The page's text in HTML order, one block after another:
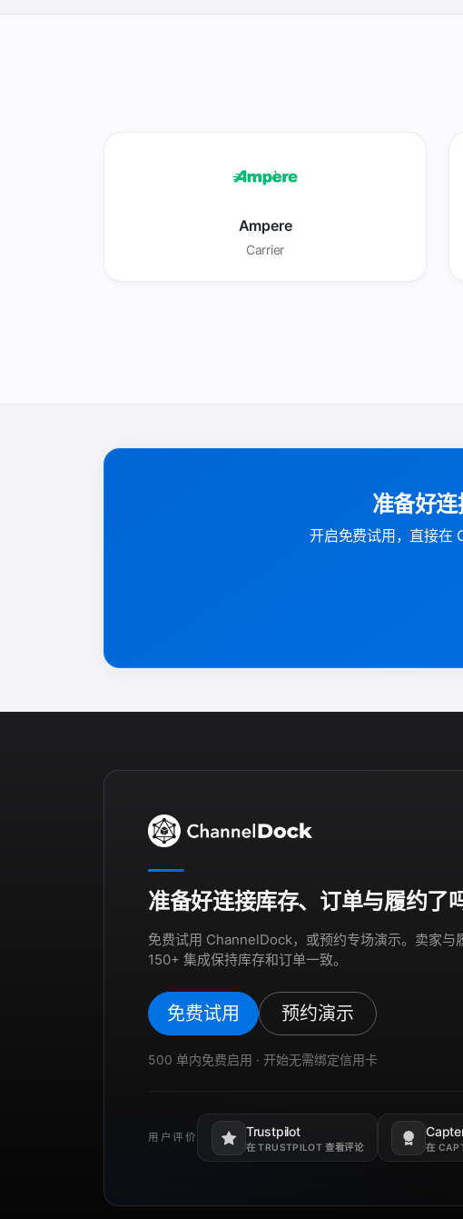
Ampere
Carrier
准备好
开启免费试用，直接在
准备好连接库存、订单与履约了
免费试用 ChannelDock，或预约专场演示。卖家与
150+ 集成保持库存和订单一致。
免费试用 预约演示
500 单内免费启用 · 开始无需绑定信用卡
用户评价 Trustpilot
在 TRUSTPILOT 查看评论
在新标签页打开。 在
在新标签